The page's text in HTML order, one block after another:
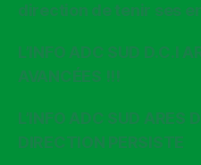
direction de tenir ses
L’INFO ADC SUD D.C.I
AVANCÉES !!!
L’INFO ADC SUD ARES
DIRECTION PERSISTE